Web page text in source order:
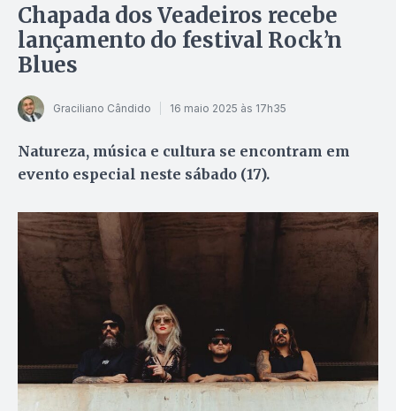
Chapada dos Veadeiros recebe
lançamento do festival Rock’n
Blues
Graciliano Cândido 16 maio 2025 às 17h35
Natureza, música e cultura se encontram em
evento especial neste sábado (17).